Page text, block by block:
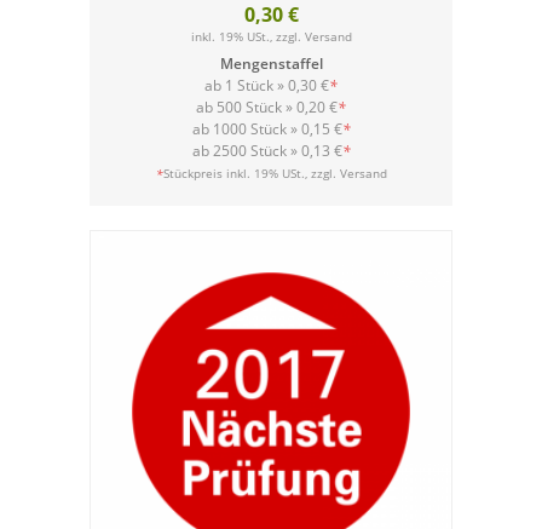
0,30 €
inkl. 19% USt., zzgl. Versand
Mengenstaffel
ab 1 Stück »0,30 €*
ab 500 Stück »0,20 €*
ab 1000 Stück »0,15 €*
ab 2500 Stück »0,13 €*
*Stückpreis inkl. 19% USt., zzgl. Versand